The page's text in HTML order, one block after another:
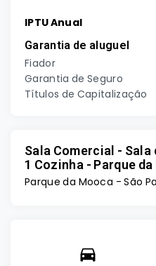
IPTU Anual
Garantia de aluguel
Fiador
Garantia de Seguro
Títulos de Capitalização
Sala Comercial - Sala
1 Cozinha - Parque da
Parque da Mooca - São